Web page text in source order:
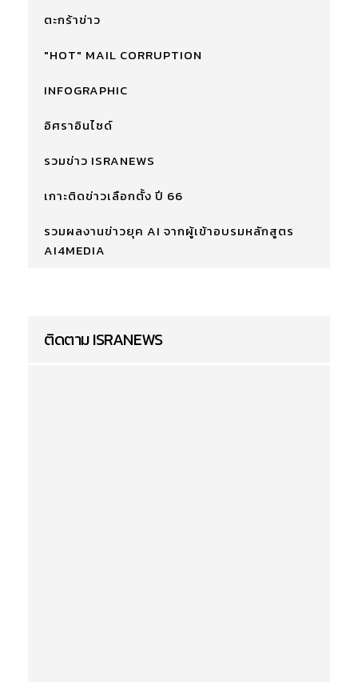
ตะกร้าข่าว
"HOT" MAIL CORRUPTION
INFOGRAPHIC
อิศราอินไซด์
รวมข่าว ISRANEWS
เกาะติดข่าวเลือกตั้ง ปี 66
รวมผลงานข่าวยุค AI จากผู้เข้าอบรมหลักสูตร
AI4MEDIA
ติดตาม ISRANEWS